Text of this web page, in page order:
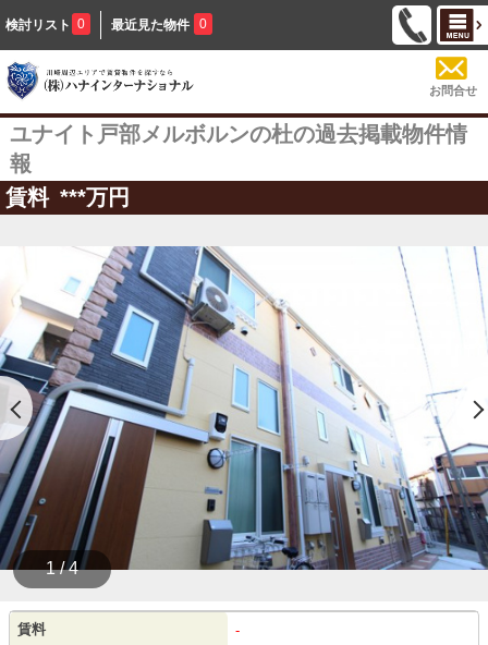
検討リスト 0 最近見た物件 0
お問合せ
ユナイト戸部メルボルンの杜の過去掲載物件情
報
賃料 ***万円
1 / 4
賃料 -